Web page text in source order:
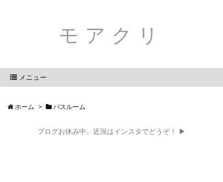
モアクリ
メニュー
ホーム > バスルーム
ブログお休み中。近況はインスタでどうぞ！ ▶